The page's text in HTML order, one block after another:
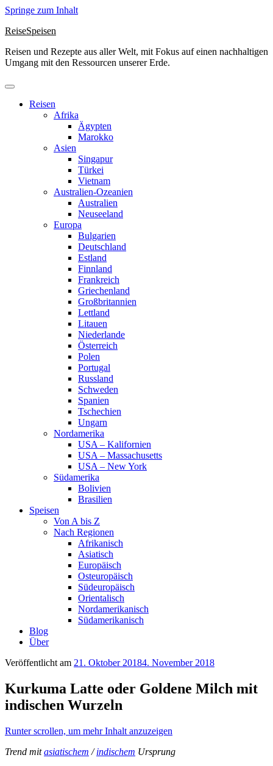
Springe zum Inhalt
ReiseSpeisen
Reisen und Rezepte aus aller Welt, mit Fokus auf einen nachhaltigen
Umgang mit den Ressourcen unserer Erde.
Reisen
Afrika
Ägypten
Marokko
Asien
Singapur
Türkei
Vietnam
Australien-Ozeanien
Australien
Neuseeland
Europa
Bulgarien
Deutschland
Estland
Finnland
Frankreich
Griechenland
Großbritannien
Lettland
Litauen
Niederlande
Österreich
Polen
Portugal
Russland
Schweden
Spanien
Tschechien
Ungarn
Nordamerika
USA – Kalifornien
USA – Massachusetts
USA – New York
Südamerika
Bolivien
Brasilien
Speisen
Von A bis Z
Nach Regionen
Afrikanisch
Asiatisch
Europäisch
Osteuropäisch
Südeuropäisch
Orientalisch
Nordamerikanisch
Südamerikanisch
Blog
Über
Veröffentlicht am 21. Oktober 20184. November 2018
Kurkuma Latte oder Goldene Milch mit
indischen Wurzeln
Runter scrollen, um mehr Inhalt anzuzeigen
Trend mitasiatischem /indischem Ursprung